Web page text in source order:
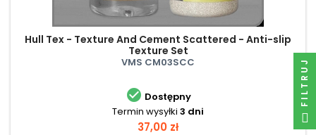
Hull Tex - Texture And Cement Scattered - Anti-slip
Texture Set
VMS CM03SCC
 Dostępny
Termin wysyłki 3 dni
Cena
37,00 zł
FILTRUJ